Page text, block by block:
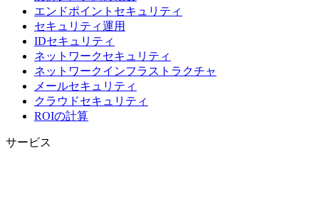
エンドポイントセキュリティ
セキュリティ運用
IDセキュリティ
ネットワークセキュリティ
ネットワークインフラストラクチャ
メールセキュリティ
クラウドセキュリティ
ROIの計算
サービス